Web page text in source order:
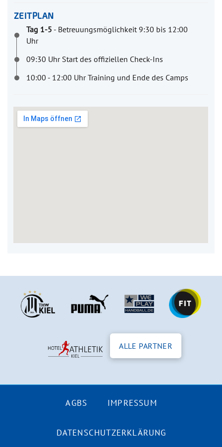
ZEITPLAN
Tag 1-5 - Betreuungsmöglichkeit 9:30 bis 12:00
Uhr
09:30 Uhr Start des offiziellen Check-Ins
10:00 - 12:00 Uhr Training und Ende des Camps
ALLE PARTNER
AGBS IMPRESSUM
DATENSCHUTZERKLÄRUNG